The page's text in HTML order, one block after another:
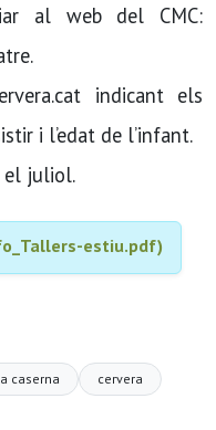
al web del CMC:
indicant els
i l’edat de l’infant.
el juliol.
estiu.pdf)
caserna cervera